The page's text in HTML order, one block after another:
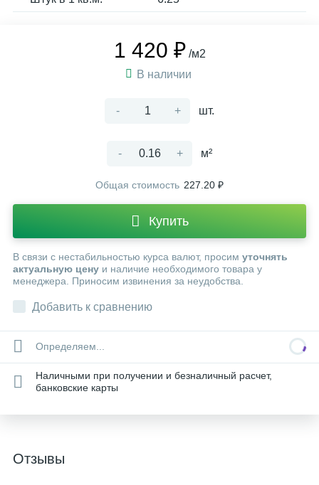
1 420 ₽ /м2
В наличии
- + шт.
- + м²
Общая стоимость 227.20 ₽
Купить
В связи с нестабильностью курса валют, просим уточнять
актуальную цену и наличие необходимого товара у
менеджера. Приносим извинения за неудобства.
Добавить к сравнению
Определяем...
Наличными при получении и безналичный расчет,
банковские карты
Отзывы